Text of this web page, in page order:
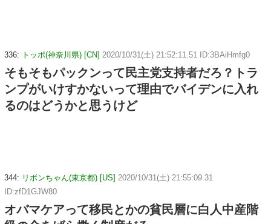
336: トッポ(神奈川県) [CN] 2020/10/31(土) 21:52:11.51 ID:3BAiHmfg0
そもそもパックンって民主党支持者だろ？トラ
ンプがいけすかないって理由でバイデンに入れ
るのはどうかと思うけど
344: リボンちゃん(東京都) [US] 2020/10/31(土) 21:55:09.31
ID:zfD1GJW80
オバマケアって移民とかの貧民層に白人中産階